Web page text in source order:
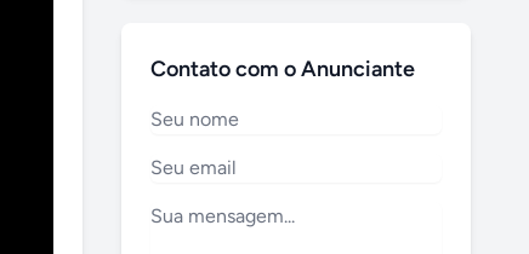
Contato com o Anunciante